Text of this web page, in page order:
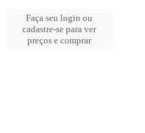
Faça seu login ou
cadastre-se para ver
preços e comprar